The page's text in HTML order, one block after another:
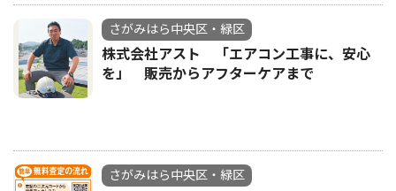
さがみはら中央区・緑区
株式会社アスト 「エアコン工事に、安心
を」 販売からアフターケアまで
さがみはら中央区・緑区